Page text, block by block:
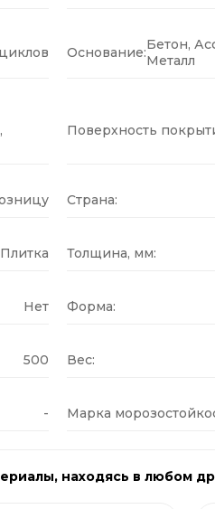
Основание:Бетон,
Металл
Поверхность
Страна:
Плитка Толщина, мм:
Нет Форма:
500 Вес:
- Марка
находясь в любом